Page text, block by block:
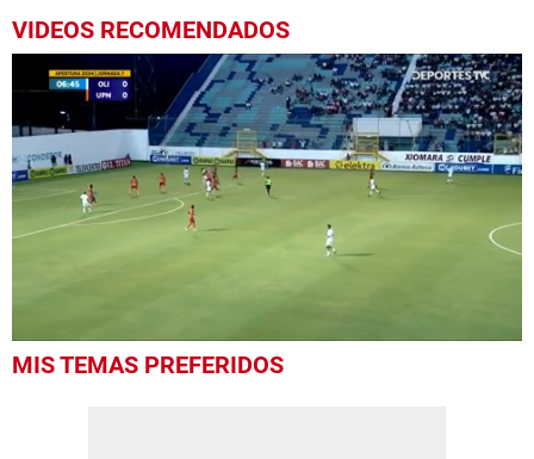
VIDEOS RECOMENDADOS
seconds
MIS TEMAS PREFERIDOS